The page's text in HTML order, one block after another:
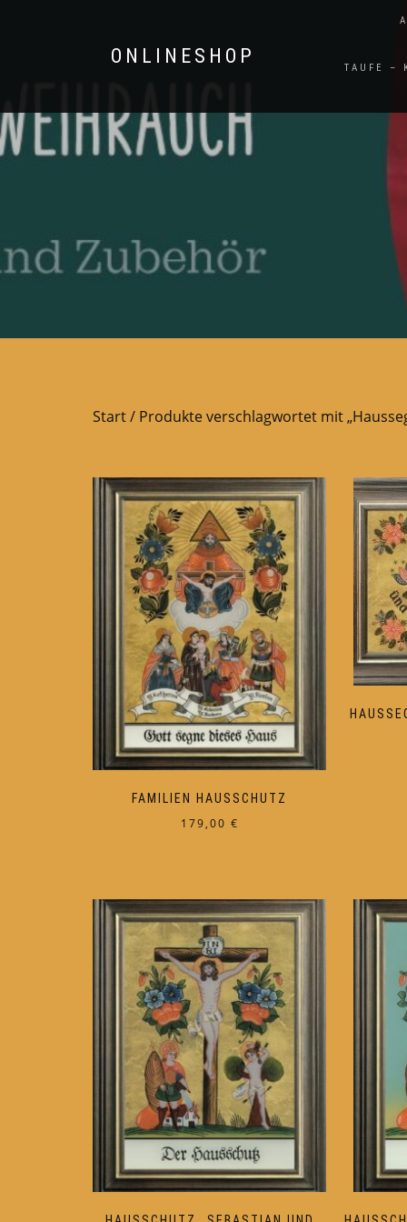
ONLINESHOP
TAUFE –
Start/ Produkte verschlagwortet mit
FAMILIEN HAUSSCHUTZ
179,00 €